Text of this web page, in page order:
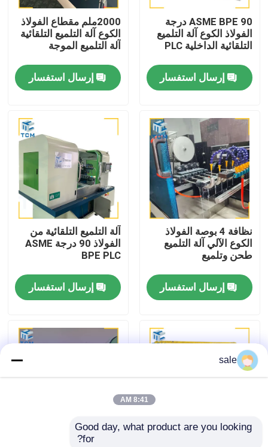
المنتجات
حولنا
جولة في المصنع
مراقبة الجودة
اتصل بنا
أخبار
القضايا
ASME BPE 90 درجة
الفولاذ الكوع آلة التلميع
التلقائية الداخلية PLC
إرسال استفسار
2000ملم مقطاع الفولاذ
الكوع آلة التلميع التلقائية
آلة التلميع الموجة
إرسال استفسار
نظافة 4 بوصة الفولاذ
الكوع الآلي آلة التلميع
طحن وتلميع
إرسال استفسار
آلة التلميع التلقائية من
الفولاذ 90 درجة ASME
BPE PLC
إرسال استفسار
أجهزة صيانة الأنابيب
sale
8:41 AM
Good day, what product are you looking
for?